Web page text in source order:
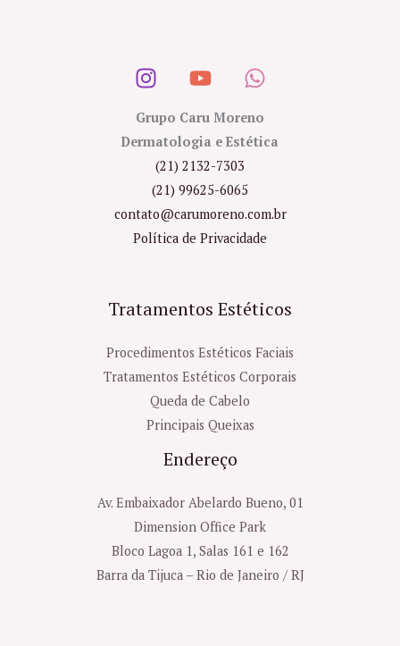
Grupo Caru Moreno
Dermatologia e Estética
(21) 2132-7303
(21) 99625-6065
contato@carumoreno.com.br
Política de Privacidade
Tratamentos Estéticos
Procedimentos Estéticos Faciais
Tratamentos Estéticos Corporais
Queda de Cabelo
Principais Queixas
Endereço
Av. Embaixador Abelardo Bueno, 01
Dimension Office Park
Bloco Lagoa 1, Salas 161 e 162
Barra da Tijuca – Rio de Janeiro / RJ